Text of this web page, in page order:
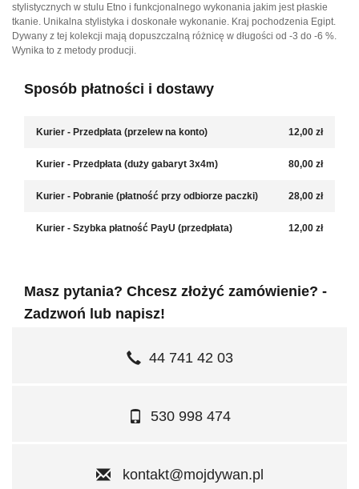
stylistycznych w stulu Etno i funkcjonalnego wykonania jakim jest płaskie
tkanie. Unikalna stylistyka i doskonałe wykonanie. Kraj pochodzenia Egipt.
Dywany z tej kolekcji mają dopuszczalną różnicę w długości od -3 do -6 %.
Wynika to z metody producji.
Sposób płatności i dostawy
Kurier - Przedpłata (przelew na konto) 12,00 zł
Kurier - Przedpłata (duży gabaryt 3x4m) 80,00 zł
Kurier - Pobranie (płatność przy odbiorze paczki) 28,00 zł
Kurier - Szybka płatność PayU (przedpłata) 12,00 zł
Masz pytania? Chcesz złożyć zamówienie? -
Zadzwoń lub napisz!
44 741 42 03
530 998 474
kontakt@mojdywan.pl